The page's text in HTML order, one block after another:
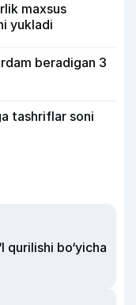
maxsus
yukladi
beradigan 3
tashriflar soni
qurilishi bo‘yicha